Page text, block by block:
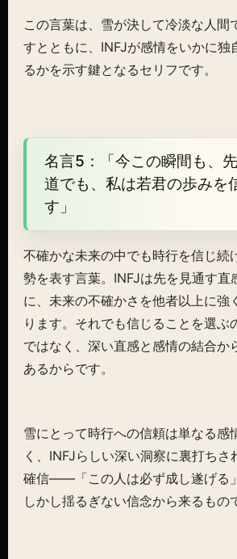
この言葉は、雪が決して冷淡な人間
すとともに、INFJが感情をいかに独
るかを示す鍵となるセリフです。
名言5：「今この瞬間も、
道でも、私は若君の歩みを
す」
不確かな未来の中でも時行を信じ続
勢を表す言葉。INFJは先を見通す直
に、未来の不確かさを他者以上に強
ります。それでも信じることを選ぶ
ではなく、深い直感と感情の結合か
あるからです。
雪にとって時行への信頼は単なる感
く、INFJらしい深い洞察に裏打ちさ
確信——「この人は必ず成し遂げる
しかし揺るぎない信念から来るもの